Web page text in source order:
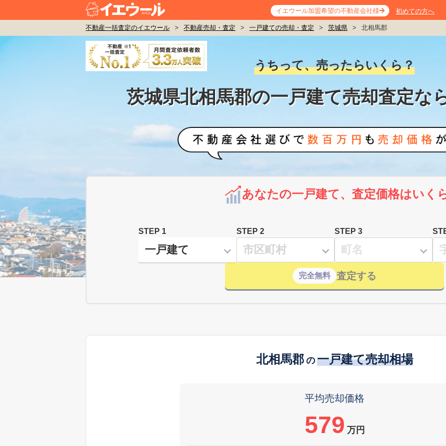
イエウール加盟希望の不動産会社様 初めての方へ
不動産一括査定のイエウール > 不動産売却・査定 > 一戸建ての売却・査定 > 茨城県 > 北相馬郡
うちって、売ったらいくら？
茨城県北相馬郡の一戸建て売却査定な
あなたの一戸建て、査定価格はいく
STEP 1 STEP 2 STEP 3
完全無料 査定する
北相馬郡 の 一戸建て売却相場
平均売却価格
579 万円